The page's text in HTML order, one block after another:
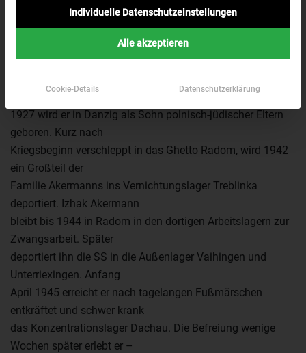
Ehemaliger Kräutergarten
1927 wird er in Danzig als Sohn polnisch-jüdischer Eltern
geboren. Kurz nach
Kriegsbeginn verschleppt in das Ghetto Radom, wird 1942
ein Großteil der
Familie Akermanns ins Vernichtungslager Treblinka
deportiert. Izhak Akermann
bleibt bis 1944 in Radom in den dortigen Arbeitslagern zur
Zwangsarbeit. Später
deportiert ihn die SS in die Außenlager Vaihingen und
Unterriexingen. Anfang
April 1945 erreicht er nach tagelangen Fußmärschen
entkräftet und schwer krank
das Konzentrationslager Dachau. Die Befreiung wenige
Wochen später erlebt er –
Individuelle Datenschutzeinstellungen
Alle akzeptieren
Cookie-Details Datenschutzerklärung